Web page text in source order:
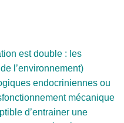
est double : les
l’environnement)
endocriniennes ou
mécanique
d’entrainer une